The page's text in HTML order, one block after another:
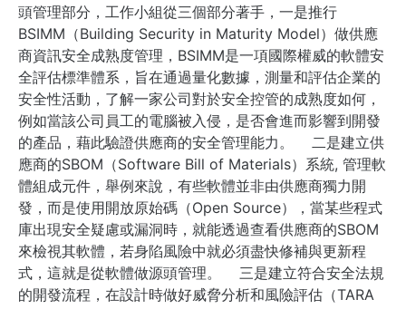
頭管理部分，工作小組從三個部分著手，一是推行
BSIMM（Building Security in Maturity Model） 做供應
商資訊安全成熟度管理 ，BSIMM是一項國際權威的軟體安
全評估標準體系，旨在通過量化數據，測量和評估企業的
安全性活動，了解一家公司對於安全控管的成熟度如何，
例如當該公司員工的電腦被入侵，是否會進而影響到開發
的產品，藉此驗證供應商的安全管理能力。
二是建立供
應商的SBOM（Software Bill of Materials）系統, 管理軟
體組成元件，舉例來說，有些軟體並非由供應商獨力開
發，而是使用開放原始碼（Open Source），當某些程式
庫出現安全疑慮或漏洞時，就能透過查看供應商的SBOM
來檢視其軟體，若身陷風險中就必須盡快修補與更新程
式，這就是從軟體做源頭管理。
三是建立符合安全法規
的開發流程， 在設計時做好威脅分析和風險評估（TARA